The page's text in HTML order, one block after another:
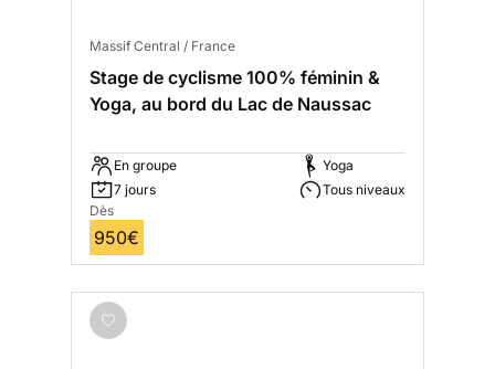
Massif Central / France
Stage de cyclisme 100% féminin &
Yoga, au bord du Lac de Naussac
En groupe
7 jours
Yoga
Tous niveaux
Dès
950€